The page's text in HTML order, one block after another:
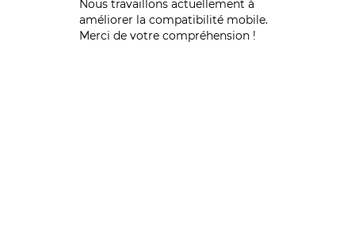
Nous travaillons actuellement à
améliorer la compatibilité mobile.
Merci de votre compréhension !